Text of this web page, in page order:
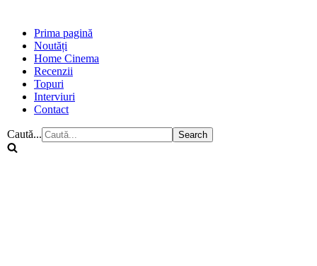
Prima pagină
Noutăți
Home Cinema
Recenzii
Topuri
Interviuri
Contact
Caută...